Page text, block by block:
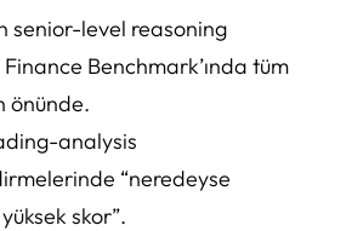
senior-level reasoning
Benchmark’ında tüm
önünde.
analysis
“neredeyse
skor”.